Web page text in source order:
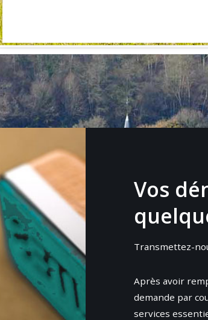
Vos
Transmettez-
Après avoir
demande par
services